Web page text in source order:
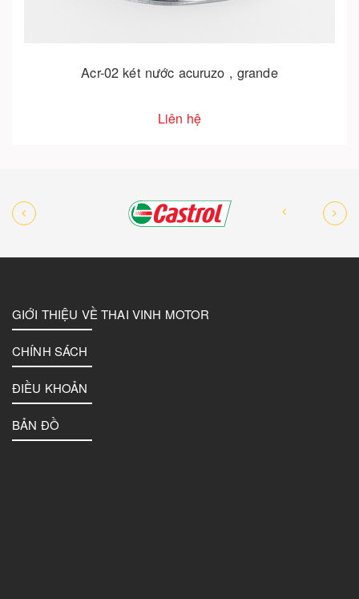
Acr-02 két nước acuruzo , grande
Liên hệ
GIỚI THIỆU VỀ THAI VINH MOTOR
CHÍNH SÁCH
ĐIỀU KHOẢN
BẢN ĐỒ